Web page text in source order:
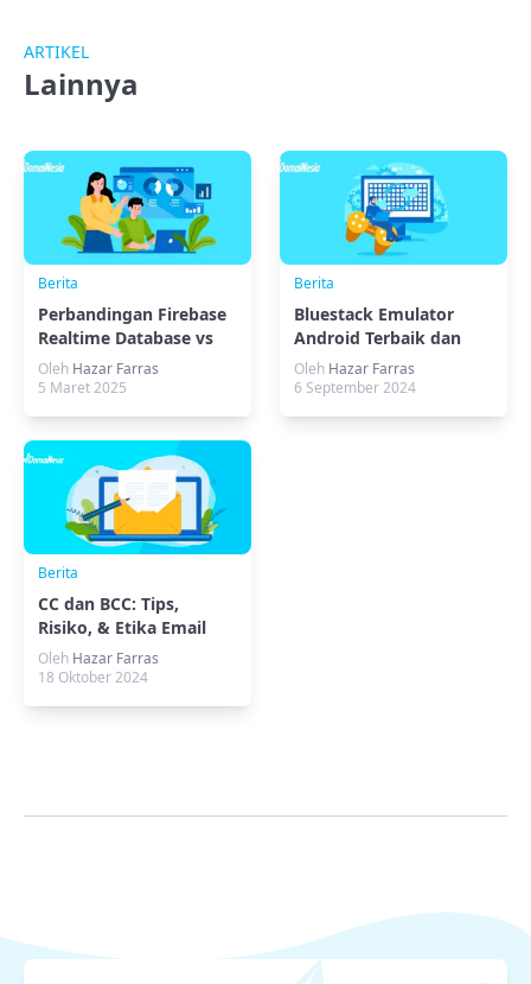
ARTIKEL
Lainnya
Berita
Perbandingan Firebase
Realtime Database vs
Firestore: Wajib Tahu!
Oleh Hazar Farras
5 Maret 2025
Berita
Bluestack Emulator
Android Terbaik dan
Mudah Digunakan
Oleh Hazar Farras
6 September 2024
Berita
CC dan BCC: Tips,
Risiko, & Etika Email
yang Wajib Kamu Tahu
Oleh Hazar Farras
18 Oktober 2024